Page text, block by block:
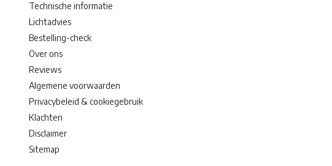
Technische informatie
Lichtadvies
Bestelling-check
Over ons
Reviews
Algemene voorwaarden
Privacybeleid & cookiegebruik
Klachten
Disclaimer
Sitemap